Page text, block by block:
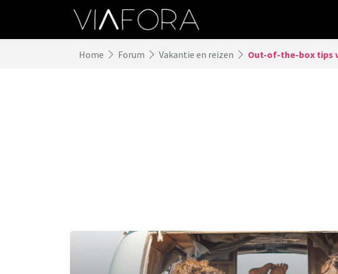
Home Forum Vakantie en reizen Out-of-the-box tips